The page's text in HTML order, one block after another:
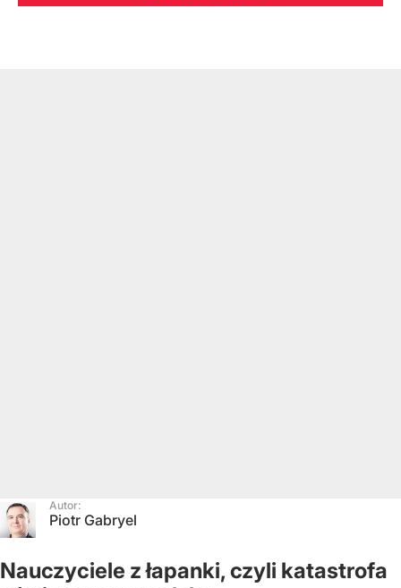
Autor:
Piotr Gabryel
Nauczyciele z łapanki, czyli katastrofa